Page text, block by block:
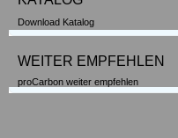
Download Katalog
WEITER EMPFEHLEN
proCarbon weiter empfehlen